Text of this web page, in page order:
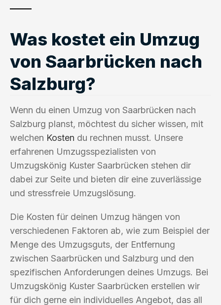
Was kostet ein Umzug
von Saarbrücken nach
Salzburg?
Wenn du einen Umzug von Saarbrücken nach
Salzburg planst, möchtest du sicher wissen, mit
welchen Kosten du rechnen musst. Unsere
erfahrenen Umzugsspezialisten von
Umzugskönig Kuster Saarbrücken stehen dir
dabei zur Seite und bieten dir eine zuverlässige
und stressfreie Umzugslösung.
Die Kosten für deinen Umzug hängen von
verschiedenen Faktoren ab, wie zum Beispiel der
Menge des Umzugsguts, der Entfernung
zwischen Saarbrücken und Salzburg und den
spezifischen Anforderungen deines Umzugs. Bei
Umzugskönig Kuster Saarbrücken erstellen wir
für dich gerne ein individuelles Angebot, das all